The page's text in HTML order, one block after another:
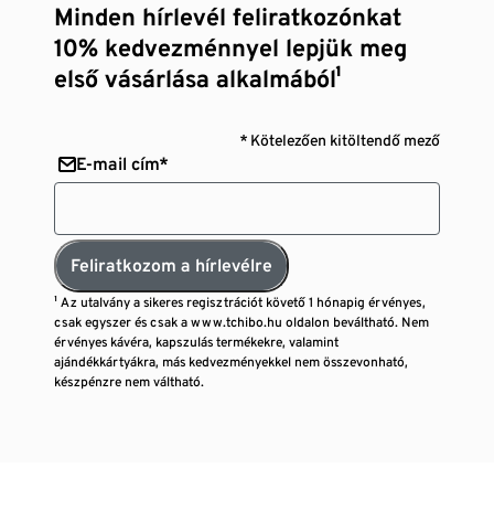
Minden hírlevél feliratkozónkat
10% kedvezménnyel lepjük meg
első vásárlása alkalmából¹
* Kötelezően kitöltendő mező
E-mail cím*
Feliratkozom a hírlevélre
¹ Az utalvány a sikeres regisztrációt követő 1 hónapig érvényes,
csak egyszer és csak a www.tchibo.hu oldalon beváltható. Nem
érvényes kávéra, kapszulás termékekre, valamint
ajándékkártyákra, más kedvezményekkel nem összevonható,
készpénzre nem váltható.